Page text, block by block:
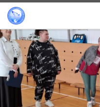
Перейти к содержимому